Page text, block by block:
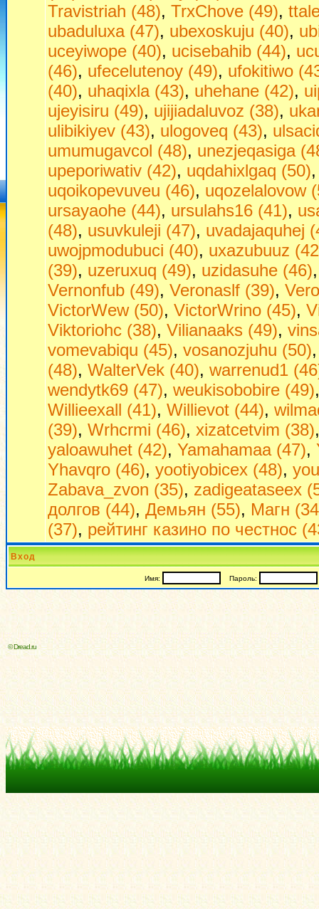
Travistriah (48), TrxChove (49),
ubaduluxa (47), ubexoskuju (40),
uceyiwope (40), ucisebahib (44),
(46), ufecelutenoy (49), ufokitiwo
(40), uhaqixla (43), uhehane (42),
ujeyisiru (49), ujijiadaluvoz (38),
ulibikiyev (43), ulogoveq (43),
umumugavcol (48), unezjeqasiga
upeporiwativ (42), uqdahixlgaq (50)
uqoikopevuveu (46), uqozelalovow
ursayaohe (44), ursulahs16 (41),
(48), usuvkuleji (47), uvadajaquhej
uwojpmodubuci (40), uxazubuuz
(39), uzeruxuq (49), uzidasuhe (46)
Vernonfub (49), Veronaslf (39),
VictorWew (50), VictorWrino (45),
Viktoriohc (38), Vilianaaks (49),
vomevabiqu (45), vosanozjuhu (50)
(48), WalterVek (40), warrenud1
wendytk69 (47), weukisobobire (49)
Willieexall (41), Willievot (44),
(39), Wrhcrmi (46), xizatcetvim (38)
yaloawuhet (42), Yamahamaa (47),
Yhavqro (46), yootiyobicex (48),
Zabava_zvon (35), zadigeataseex
долгов (44), Демьян (55), Магн
(37), рейтинг казино по честнос
Вход
Имя: Пароль:
© Dread.ru